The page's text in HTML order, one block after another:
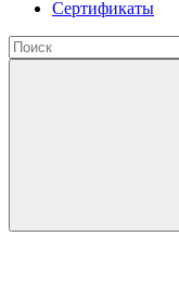
Сертификаты